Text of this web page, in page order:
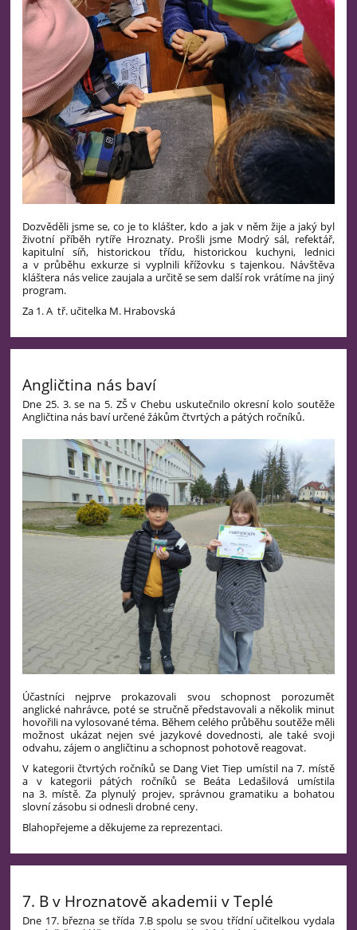
Dozvěděli jsme se,co je to klášter, kdo a jak v něm žije a jaký byl
životní příběh rytíře Hroznaty. Prošli jsme Modrý sál, refektář,
kapitulní síň, historickou třídu, historickou kuchyni, lednici
a v průběhu exkurze si vyplnili křížovku s tajenkou. Návštěva
kláštera nás velice zaujala a určitě se sem další rok vrátíme na jiný
program.
Za 1. A tř. učitelka M. Hrabovská
Angličtina nás baví
Dne 25. 3. se na 5. ZŠ v Chebu uskutečnilo okresní kolo soutěže
Angličtina nás baví určené žákům čtvrtých a pátých ročníků.
Účastníci nejprve prokazovali svou schopnost porozumět
anglické nahrávce, poté se stručně představovali a několik minut
hovořili na vylosované téma. Během celého průběhu soutěže měli
možnost ukázat nejen své jazykové dovednosti, ale také svoji
odvahu, zájem o angličtinu a schopnost pohotově reagovat.
V kategorii čtvrtých ročníků se Dang Viet Tiep umístil na 7. místě
a v kategorii pátých ročníků se Beáta Ledašilová umístila
na 3. místě. Za plynulý projev, správnou gramatiku a bohatou
slovní zásobu si odnesli drobné ceny.
Blahopřejeme a děkujeme za reprezentaci.
7. B v Hroznatově akademii v Teplé
Dne 17. března se třída 7.B spolu se svou třídní učitelkou vydala